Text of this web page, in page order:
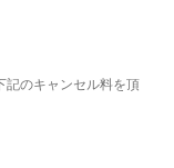
記のキャンセル料を頂